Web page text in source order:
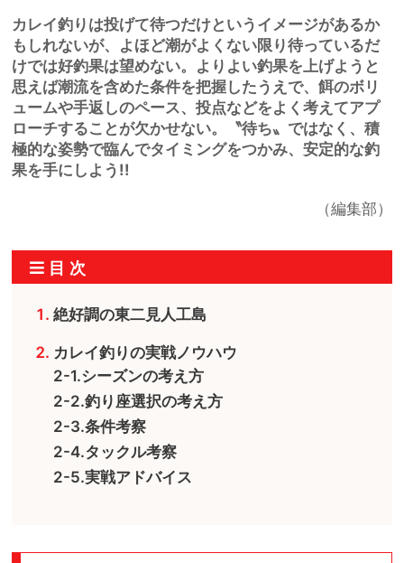
カレイ釣りは投げて待つだけというイメージがあるか
もしれないが、よほど潮がよくない限り待っているだ
けでは好釣果は望めない。よりよい釣果を上げようと
思えば潮流を含めた条件を把握したうえで、餌のボリ
ュームや手返しのペース、投点などをよく考えてアプ
ローチすることが欠かせない。〝待ち〟ではなく、積
極的な姿勢で臨んでタイミングをつかみ、安定的な釣
果を手にしよう!!
（編集部）
絶好調の東二見人工島
カレイ釣りの実戦ノウハウ
2-1.シーズンの考え方
2-2.釣り座選択の考え方
2-3.条件考察
2-4.タックル考察
2-5.実戦アドバイス